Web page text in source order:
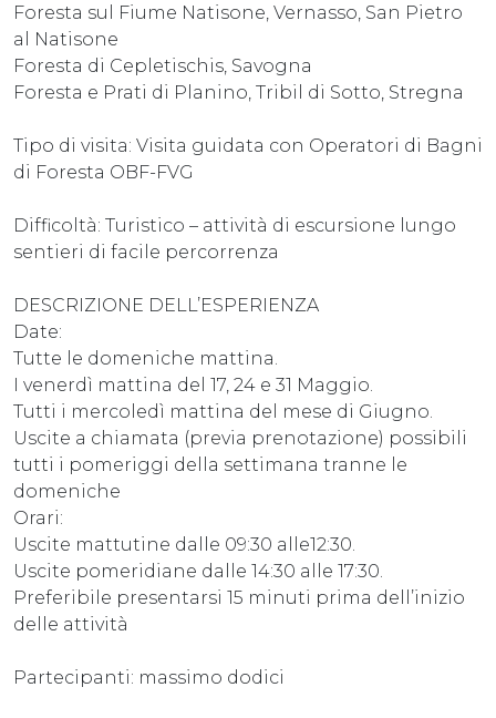
Foresta sul Fiume Natisone, Vernasso, San Pietro
al Natisone
Foresta di Cepletischis, Savogna
Foresta e Prati di Planino, Tribil di Sotto, Stregna
Tipo di visita: Visita guidata con Operatori di Bagni
di Foresta OBF-FVG
Difficoltà: Turistico – attività di escursione lungo
sentieri di facile percorrenza
DESCRIZIONE DELL’ESPERIENZA
Date:
Tutte le domeniche mattina.
I venerdì mattina del 17, 24 e 31 Maggio.
Tutti i mercoledì mattina del mese di Giugno.
Uscite a chiamata (previa prenotazione) possibili
tutti i pomeriggi della settimana tranne le
domeniche
Orari:
Uscite mattutine dalle 09:30 alle12:30.
Uscite pomeridiane dalle 14:30 alle 17:30.
Preferibile presentarsi 15 minuti prima dell’inizio
delle attività
Partecipanti: massimo dodici